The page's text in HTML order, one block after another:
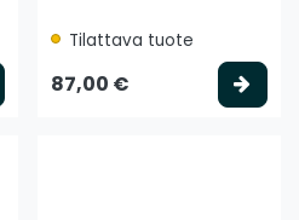
Valitse vaihtoehto
Tilattava tuote
87,00 €